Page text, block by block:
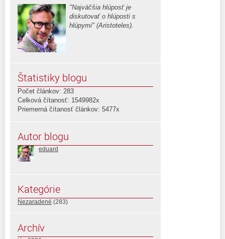
"Najväčšia hlúposť je
diskutovať o hlúposti s
hlúpymi" (Aristoteles).
Štatistiky blogu
Počet článkov: 283
Celková čítanosť: 1549982x
Priemerná čítanosť článkov: 5477x
Autor blogu
eduard
Kategórie
Nezaradené (283)
Archív